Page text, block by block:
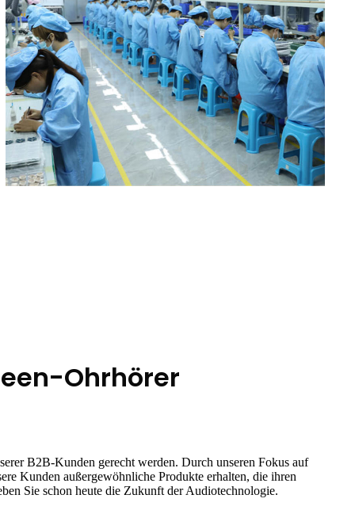
Ohrhörer
B2B-Kunden gerecht werden. Durch unseren Fokus auf
Kunden außergewöhnliche Produkte erhalten, die ihren
Sie schon heute die Zukunft der Audiotechnologie.